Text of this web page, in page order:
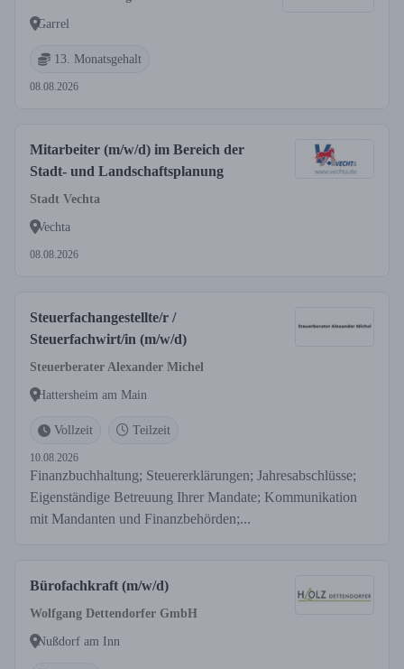
Garrel
13. Monatsgehalt
08.08.2026
Mitarbeiter (m/w/d) im Bereich der
Stadt- und Landschaftsplanung
Stadt Vechta
Vechta
08.08.2026
Steuerfachangestellte/r /
Steuerfachwirt/in (m/w/d)
Steuerberater Alexander Michel
Hattersheim am Main
Vollzeit Teilzeit
10.08.2026
Finanzbuchhaltung; Steuererklärungen; Jahresabschlüsse;
Eigenständige Betreuung Ihrer Mandate; Kommunikation
mit Mandanten und Finanzbehörden;...
Bürofachkraft (m/w/d)
Wolfgang Dettendorfer GmbH
Nußdorf am Inn